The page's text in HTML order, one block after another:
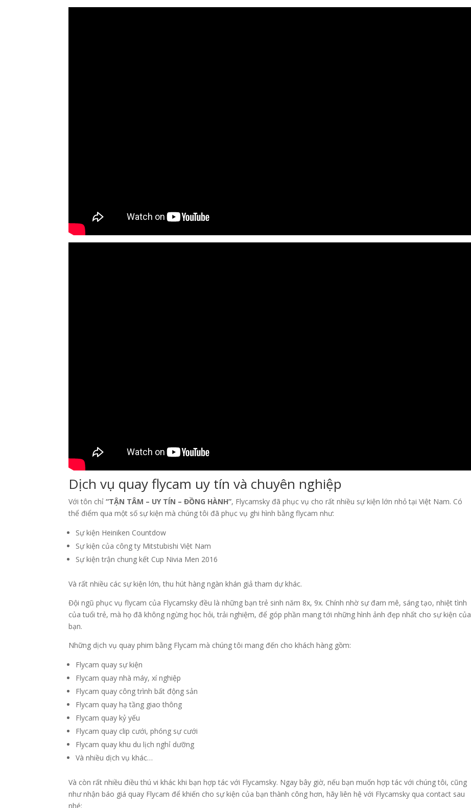
Dịch vụ quay flycam uy tín và chuyên nghiệp
Với tôn chỉ“TẬN TÂM – UY TÍN – ĐỒNG HÀNH”, Flycamsky đã phục vụ cho rất nhiều sự kiện lớn nhỏ tại Việt Nam. Có
thể điểm qua một số sự kiện mà chúng tôi đã phục vụ ghi hình bằng flycam như:
Sự kiện Heiniken Countdow
Sự kiện của công ty Mitstubishi Việt Nam
Sự kiện trận chung kết Cup Nivia Men 2016
Và rất nhiều các sự kiện lớn, thu hút hàng ngàn khán giả tham dự khác.
Đội ngũ phục vụ flycam của Flycamsky đều là những bạn trẻ sinh năm 8x, 9x. Chính nhờ sự đam mê, sáng tạo, nhiệt tình
của tuổi trẻ, mà họ đã không ngừng học hỏi, trải nghiệm, để góp phần mang tới những hình ảnh đẹp nhất cho sự kiện của
bạn.
Những dịch vụ quay phim bằng Flycam mà chúng tôi mang đến cho khách hàng gồm:
Flycam quay sự kiện
Flycam quay nhà máy, xí nghiệp
Flycam quay công trình bất động sản
Flycam quay hạ tầng giao thông
Flycam quay kỷ yếu
Flycam quay clip cưới, phóng sự cưới
Flycam quay khu du lịch nghỉ dưỡng
Và nhiều dịch vụ khác…
Và còn rất nhiều điều thú vi khác khi bạn hợp tác với Flycamsky. Ngay bây giờ, nếu bạn muốn hợp tác với chúng tôi, cũng
như nhận báo giá quay Flycam để khiến cho sự kiện của bạn thành công hơn, hãy liên hệ với Flycamsky qua contact sau
nhé: